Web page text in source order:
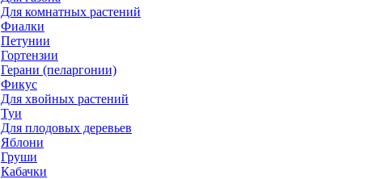
Для комнатных растений
Фиалки
Петунии
Гортензии
Герани (пеларгонии)
Фикус
Для хвойных растений
Туи
Для плодовых деревьев
Яблони
Груши
Кабачки